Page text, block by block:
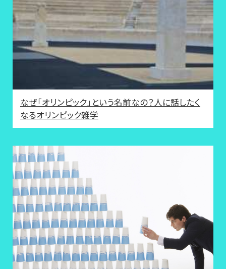
なぜ「オリンピック」という名前なの？人に話したく
なるオリンピック雑学